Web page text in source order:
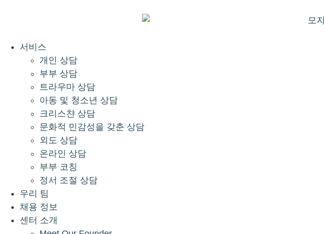
서비스
개인 상담
부부 상담
트라우마 상담
아동 및 청소년 상담
크리스챤 상담
문화적 민감성을 갖춘 상담
외도 상담
온라인 상담
부부 코칭
정서 조절 상담
우리 팀
채용 정보
센터 소개